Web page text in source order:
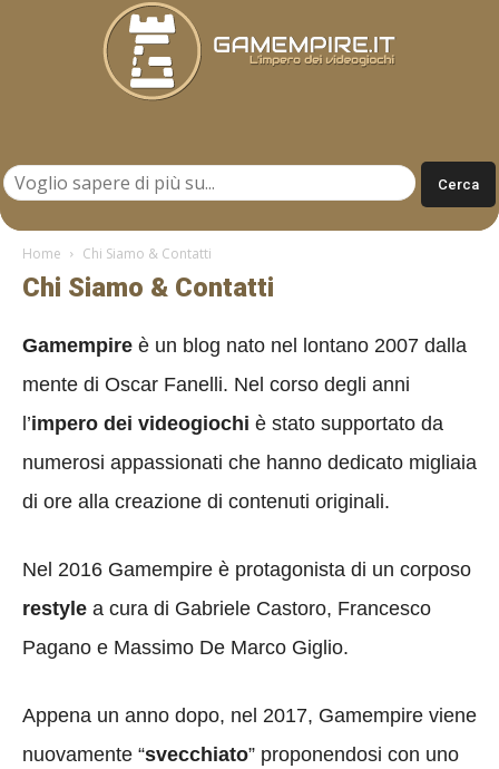
Home Chi Siamo & Contatti
Chi Siamo & Contatti
Gamempire è un blog nato nel lontano 2007 dalla
mente di Oscar Fanelli. Nel corso degli anni
l’impero dei videogiochi è stato supportato da
numerosi appassionati che hanno dedicato migliaia
di ore alla creazione di contenuti originali.
Nel 2016 Gamempire è protagonista di un corposo
restyle a cura di Gabriele Castoro, Francesco
Pagano e Massimo De Marco Giglio.
Appena un anno dopo, nel 2017, Gamempire viene
nuovamente “svecchiato” proponendosi con uno